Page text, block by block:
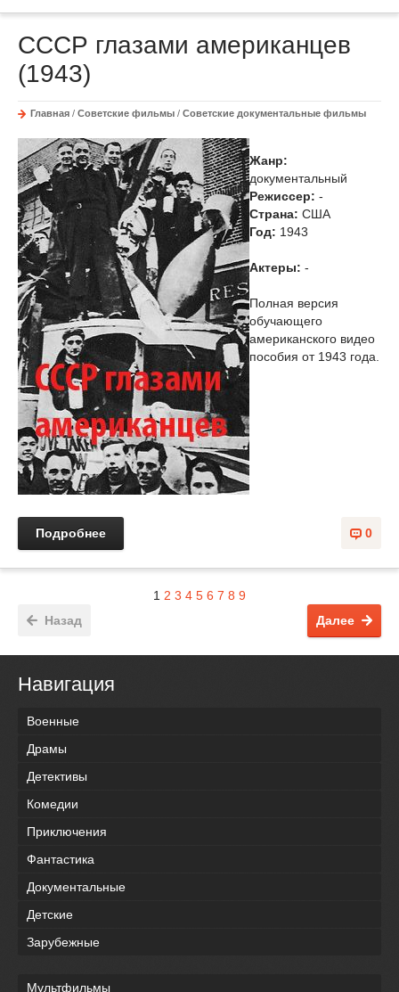
СССР глазами американцев
(1943)
Главная / Советские фильмы / Советские документальные фильмы
Жанр:
документальный
Режиссер: -
Страна: США
Год: 1943
Актеры: -
Полная версия
обучающего
американского видео
пособия от 1943 года.
0
Подробнее
1 2 3 4 5 6 7 8 9
Далее
Назад
Навигация
Военные
Драмы
Детективы
Комедии
Приключения
Фантастика
Документальные
Детские
Зарубежные
Мультфильмы